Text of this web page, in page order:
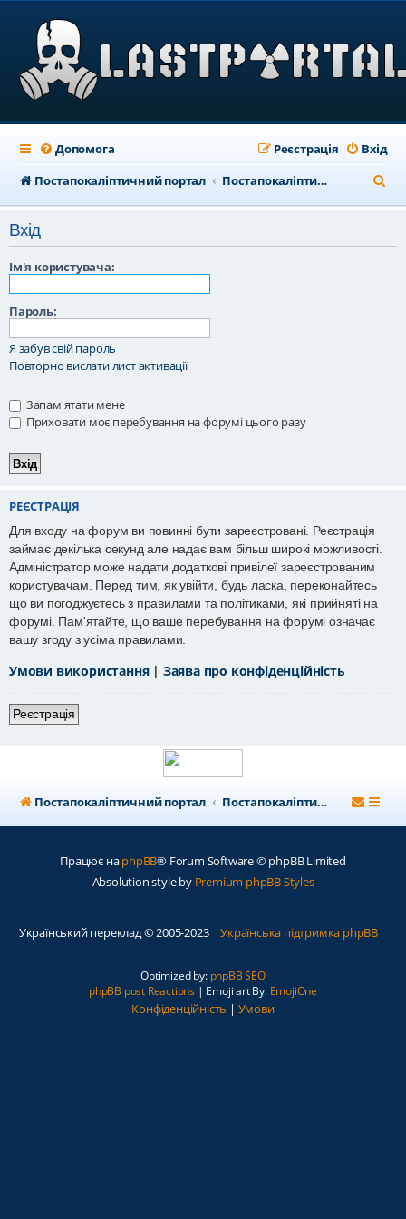
Допомога Вхід
Реєстрація
Постапокаліптичний портал
Постапокаліптичний форум
о
Вхід
Ім'я користувача:
Пароль:
Я забув свій пароль
Повторно вислати лист активації
Запам'ятати мене
Приховати моє перебування на форумі цього разу
РЕЄСТРАЦІЯ
Для входу на форум ви повинні бути зареєстровані. Реєстрація
займає декілька секунд але надає вам більш широкі можливості.
Адміністратор може надати додаткові привілеї зареєстрованим
користувачам. Перед тим, як увійти, будь ласка, переконайтесь
що ви погоджуєтесь з правилами та політиками, які прийняті на
форумі. Пам'ятайте, що ваше перебування на форумі означає
вашу згоду з усіма правилами.
Умови використання| Заява про конфіденційність
Реєстрація
Постапокаліптичний портал Постапокаліптичний форум
Працює наphpBB® Forum Software © phpBB Limited
Absolution style by Premium phpBB Styles
Український переклад © 2005-2023 Українська підтримка phpBB
Optimized by: phpBB SEO
phpBB post Reactions| Emoji art By: EmojiOne
Конфіденційність | Умови